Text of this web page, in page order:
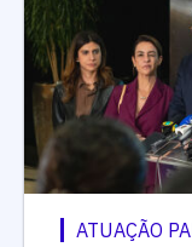
ATUAÇÃO